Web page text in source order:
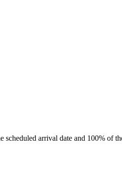
scheduled arrival date and 100% of